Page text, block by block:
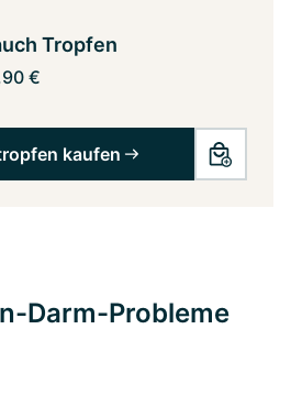
Tropfen
€
kaufen
Darm-Probleme